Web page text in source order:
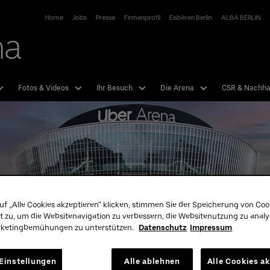
Fotos & Videos Ihr Besuch Die Arena CSR &
Home Jobs Presse Firmenprofil Eisbären Berlin ALBA BERLIN
Tickets
Hotline:
01806 - 570070
„Alle Cookies akzeptieren“ klicken, stimmen Sie der Speicherung von
zu, um die Websitenavigation zu verbessern, die Websitenutzung zu
zu unterstützen.
Datenschutz Impressum
Alle ablehnen Alle Cookies